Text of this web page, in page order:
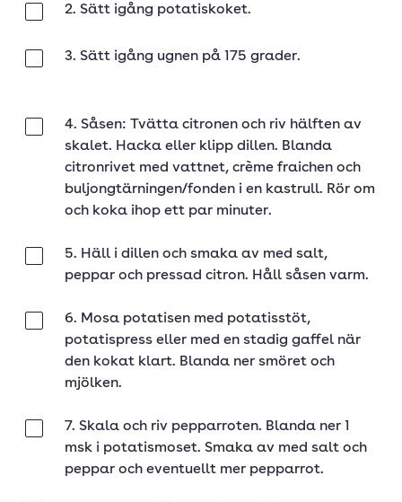
2. Sätt igång potatiskoket.
3. Sätt igång ugnen på 175 grader.
4. Såsen: Tvätta citronen och riv hälften av
skalet. Hacka eller klipp dillen. Blanda
citronrivet med vattnet, crème fraichen och
buljongtärningen/fonden i en kastrull. Rör om
och koka ihop ett par minuter.
5. Häll i dillen och smaka av med salt,
peppar och pressad citron. Håll såsen varm.
6. Mosa potatisen med potatisstöt,
potatispress eller med en stadig gaffel när
den kokat klart. Blanda ner smöret och
mjölken.
7. Skala och riv pepparroten. Blanda ner 1
msk i potatismoset. Smaka av med salt och
peppar och eventuellt mer pepparrot.